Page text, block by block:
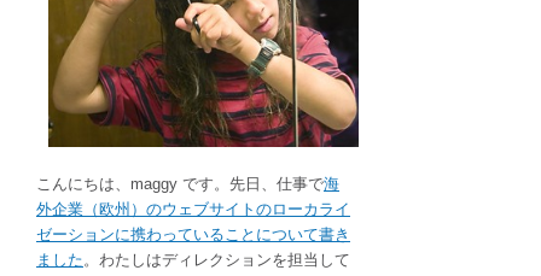
を
依
す
る
き
に
便
利
こんにちは、maggy です。先日、仕事で海
外企業（欧州）のウェブサイトのローカライ
ゼーションに携わっていることについて書き
ました 。わたしはディレクションを担当して